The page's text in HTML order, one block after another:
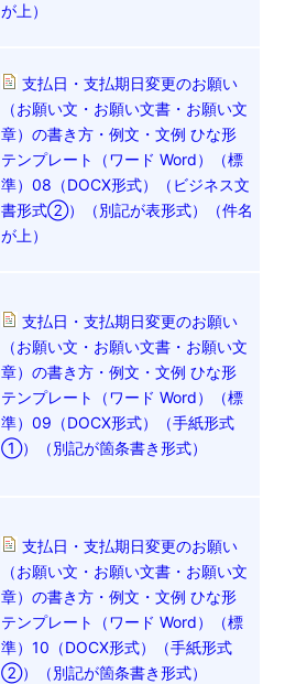
が上）
支払日・支払期日変更のお願い
（お願い文・お願い文書・お願い文
章）の書き方・例文・文例 ひな形
テンプレート（ワード Word）（標
準）08（DOCX形式）（ビジネス文
書形式②）（別記が表形式）（件名
が上）
支払日・支払期日変更のお願い
（お願い文・お願い文書・お願い文
章）の書き方・例文・文例 ひな形
テンプレート（ワード Word）（標
準）09（DOCX形式）（手紙形式
①）（別記が箇条書き形式）
支払日・支払期日変更のお願い
（お願い文・お願い文書・お願い文
章）の書き方・例文・文例 ひな形
テンプレート（ワード Word）（標
準）10（DOCX形式）（手紙形式
②）（別記が箇条書き形式）